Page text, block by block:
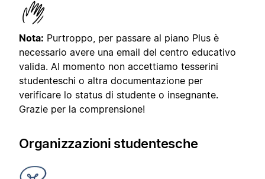
Nota: Purtroppo, per passare al piano Plus è
necessario avere una email del centro educativo
valida. Al momento non accettiamo tesserini
studenteschi o altra documentazione per
verificare lo status di studente o insegnante.
Grazie per la comprensione!
Organizzazioni studentesche